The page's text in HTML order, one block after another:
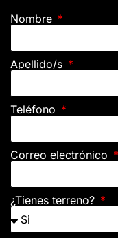
Nombre
Apellido/s
Teléfono
Correo electrónico
¿Tienes terreno?